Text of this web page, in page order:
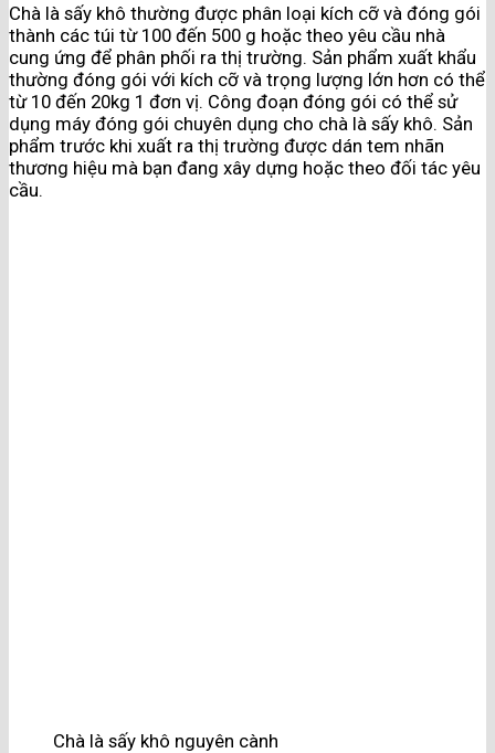
Chà là sấy khô thường được phân loại kích cỡ và đóng gói
thành các túi từ 100 đến 500 g hoặc theo yêu cầu nhà
cung ứng để phân phối ra thị trường. Sản phẩm xuất khẩu
thường đóng gói với kích cỡ và trọng lượng lớn hơn có thể
từ 10 đến 20kg 1 đơn vị. Công đoạn đóng gói có thể sử
dụng máy đóng gói chuyên dụng cho chà là sấy khô. Sản
phẩm trước khi xuất ra thị trường được dán tem nhãn
thương hiệu mà bạn đang xây dựng hoặc theo đối tác yêu
cầu.
Chà là sấy khô nguyên cành